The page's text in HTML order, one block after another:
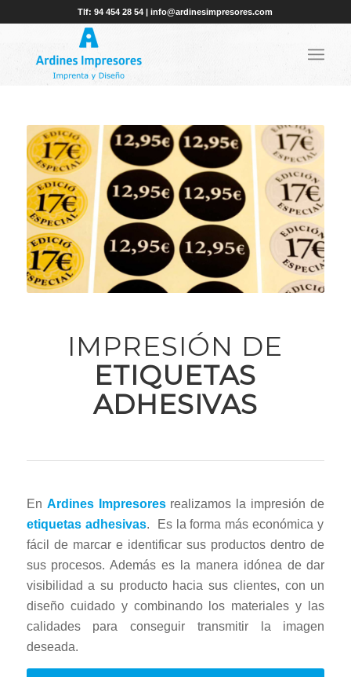
Tlf: 94 454 28 54 | info@ardinesimpresores.com
IMPRESIÓN DE
ETIQUETAS
ADHESIVAS
En Ardines Impresoresrealizamos la impresión de
etiquetas adhesivas. Es la forma más económica y
fácil de marcar e identificar sus productos dentro de
sus procesos. Además es la manera idónea de dar
visibilidad a su producto hacia sus clientes, con un
diseño cuidado y combinando los materiales y las
calidades para conseguir transmitir la imagen
deseada.